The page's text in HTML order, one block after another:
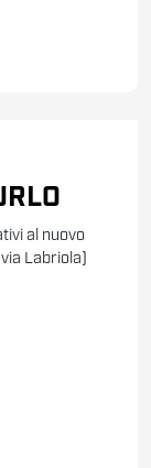
al nuovo
Labriola)